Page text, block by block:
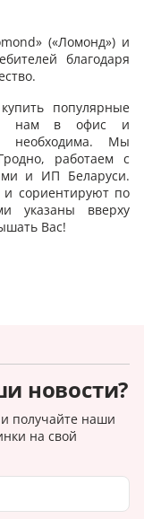
(«Ломонд») и
благодаря
популярные
нам в офис и
необходима. Мы
работаем с
и ИП Беларуси.
сориентируют по
указаны вверху
Вас!
новости?
получайте наши
на свой